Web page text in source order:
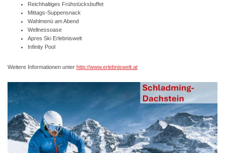
Reichhaltiges Frühstücksbuffet
Mittags-Suppensnack
Wahlmenü am Abend
Wellnessoase
Apres Ski Erlebniswelt
Infinity Pool
Weitere Informationen unter http://www.erlebniswelt.at